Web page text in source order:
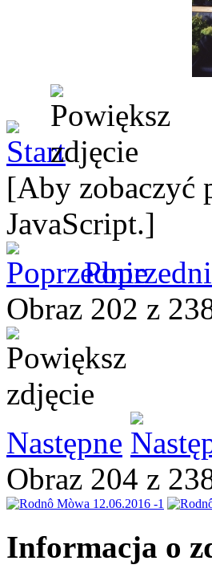
[Aby zobaczyć
JavaScript.]
Obraz 202 z
Następne
Obraz 204 z
Informacja o